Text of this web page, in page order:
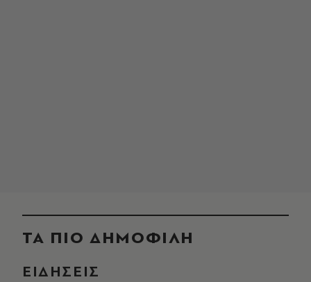
ΤΑ ΠΙΟ ΔΗΜΟΦΙΛΗ
ΕΙΔΗΣΕΙΣ